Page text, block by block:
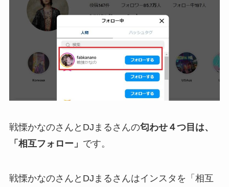
戦慄かなのさんとDJまるさんの匂わせ４つ目は、
「相互フォロー」 です。
戦慄かなのさんとDJまるさんはインスタを「相互